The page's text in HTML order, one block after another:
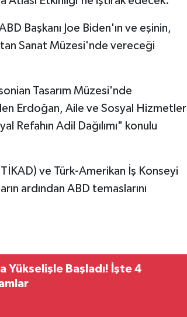
Başkanı Joe Biden'ın ve eşinin,
Sanat Müzesi'nde vereceği
Tasarım Müzesi'nde
Erdoğan, Aile ve Sosyal Hizmetler
Refahın Adil Dağılımı" konulu
ve Türk-Amerikan İş Konseyi
ardından ABD temaslarını
Yükselişle Başladı! İşte 4